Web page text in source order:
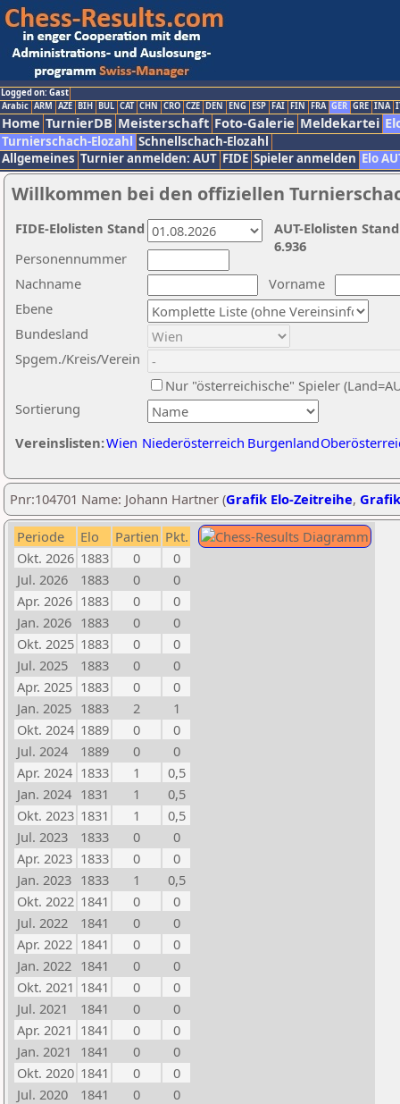
Logged on: Gast
Arabic ARM AZE BIH BUL CAT CHN CRO CZE DEN ENG ESP FAI FIN FRA GER GRE INA
Home TurnierDB Meisterschaft Foto-Galerie Meldekartei
Turnierschach-Elozahl Schnellschach-Elozahl
Allgemeines Turnier anmelden: AUT FIDE Spieler anmelden Elo
Willkommen bei den offiziellen
Nachname
Vorname
Ebene
Sortierung
Personennummer
Bundesland
Spgem./Kreis/Verein
Nur "österreichische" Spieler
Vereinslisten:Wien Niederösterreich Burgenland
AUT-Elolisten
6.936
FIDE-Elolisten Stand
Pnr:104701 Name: Johann Hartner (Grafik Elo-Zeitreihe,
Periode Elo Partien Pkt.
Okt. 2026 1883 0
0
Jul. 2026
1883 0
0
Apr. 2026 1883 0
0
Jan. 2026 1883 0
0
Okt. 2025 1883 0
0
Jul. 2025
1883 0
0
Apr. 2025 1883 0
0
Jan. 2025 1883 2
1
Okt. 2024 1889 0
0
Jul. 2024
1889 0
0
Apr. 2024 1833 1
0,5
Jan. 2024 1831 1
0,5
Okt. 2023 1831 1
0,5
Jul. 2023
1833 0
0
Apr. 2023 1833 0
0
Jan. 2023 1833 1
0,5
Okt. 2022 1841 0
0
Jul. 2022
1841 0
0
Apr. 2022 1841 0
0
Jan. 2022 1841 0
0
Okt. 2021 1841 0
0
Jul. 2021
1841 0
0
Apr. 2021 1841 0
0
Jan. 2021
1841 0
0
Okt. 2020 1841 0
0
Jul. 2020
1841 0
0